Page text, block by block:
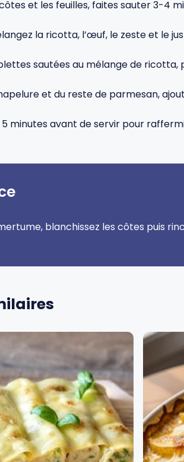
côtes et les feuilles, faites sauter 3-4
la ricotta, l’œuf, le zeste et le
sautées au mélange de ricotta,
et du reste de parmesan,
5 minutes avant de servir pour
blanchissez les côtes puis